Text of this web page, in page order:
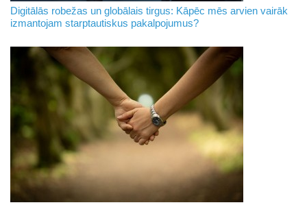
Digitālās robežas un globālais tirgus: Kāpēc mēs arvien vairāk
izmantojam starptautiskus pakalpojumus?